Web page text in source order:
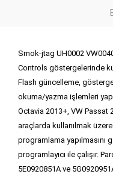
Smok-jtag UH0002
Controls göstergelerinde
Flash güncelleme,
okuma/yazma işlemleri
Octavia 2013+, VW Passat
araçlarda kullanılmak
programlama yapılmasını
programlayıcı ile çalışır.
5E0920851A ve